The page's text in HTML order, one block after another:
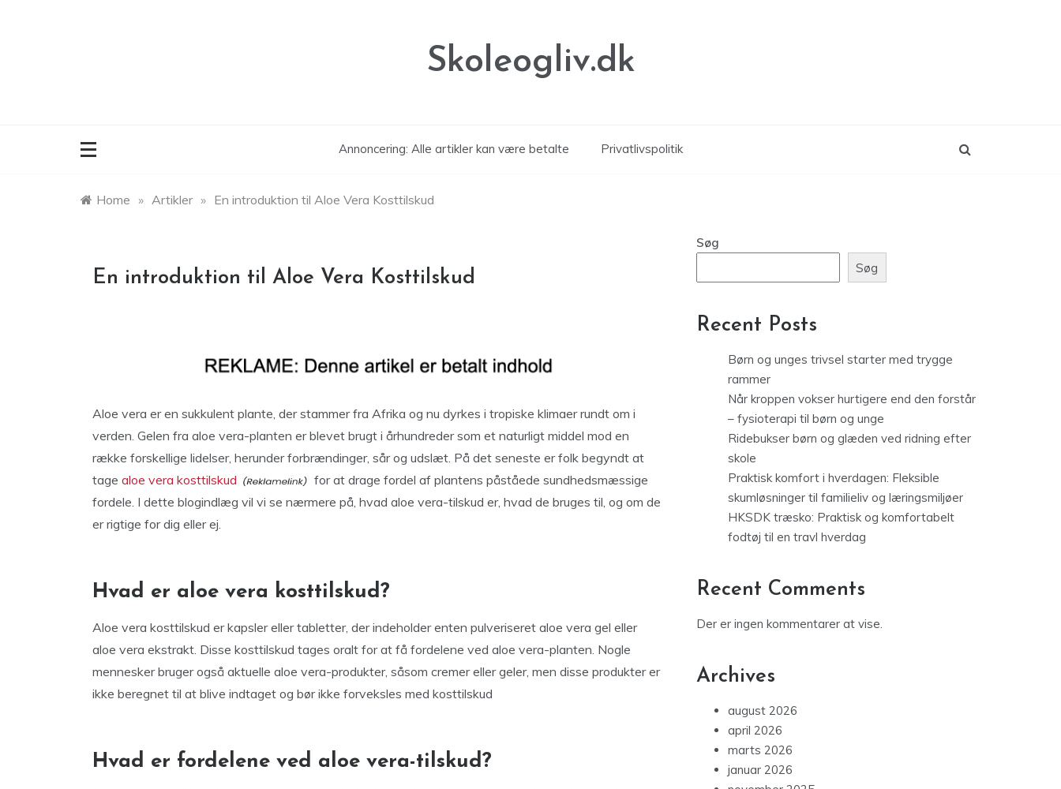
Skoleogliv.dk
Annoncering: Alle artikler kan være betalte Privatlivspolitik
Home » Artikler » En introduktion til Aloe Vera Kosttilskud
En introduktion til Aloe Vera Kosttilskud
Aloe vera er en sukkulent plante, der stammer fra Afrika og nu dyrkes i tropiske klimaer rundt om i
verden. Gelen fra aloe vera-planten er blevet brugt i århundreder som et naturligt middel mod en
række forskellige lidelser, herunder forbrændinger, sår og udslæt. På det seneste er folk begyndt at
tage aloe vera kosttilskud
for at drage fordel af plantens påståede sundhedsmæssige
fordele. I dette blogindlæg vil vi se nærmere på, hvad aloe vera-tilskud er, hvad de bruges til, og om de
er rigtige for dig eller ej.
Hvad er aloe vera kosttilskud?
Aloe vera kosttilskud er kapsler eller tabletter, der indeholder enten pulveriseret aloe vera gel eller
aloe vera ekstrakt. Disse kosttilskud tages oralt for at få fordelene ved aloe vera-planten. Nogle
mennesker bruger også aktuelle aloe vera-produkter, såsom cremer eller geler, men disse produkter er
ikke beregnet til at blive indtaget og bør ikke forveksles med kosttilskud
Hvad er fordelene ved aloe vera-tilskud?
Søg
Søg
Recent Posts
Børn og unges trivsel starter med trygge
rammer
Når kroppen vokser hurtigere end den forstår
– fysioterapi til børn og unge
Ridebukser børn og glæden ved ridning efter
skole
Praktisk komfort i hverdagen: Fleksible
skumløsninger til familieliv og læringsmiljøer
HKSDK træsko: Praktisk og komfortabelt
fodtøj til en travl hverdag
Recent Comments
Der er ingen kommentarer at vise.
Archives
august 2026
april 2026
marts 2026
januar 2026